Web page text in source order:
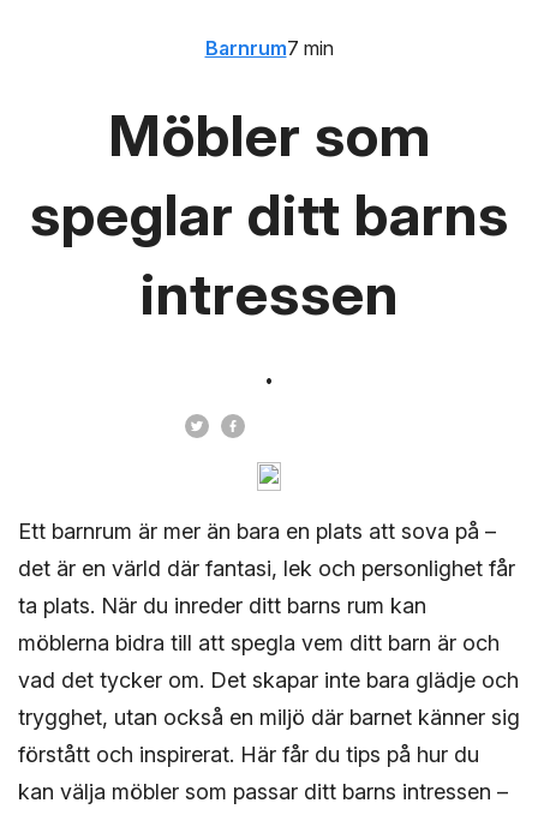
Möbler som
speglar ditt barns
intressen
Barnrum7 min
Ett barnrum är mer än bara en plats att sova på –
det är en värld där fantasi, lek och personlighet får
ta plats. När du inreder ditt barns rum kan
möblerna bidra till att spegla vem ditt barn är och
vad det tycker om. Det skapar inte bara glädje och
trygghet, utan också en miljö där barnet känner sig
förstått och inspirerat. Här får du tips på hur du
kan välja möbler som passar ditt barns intressen –